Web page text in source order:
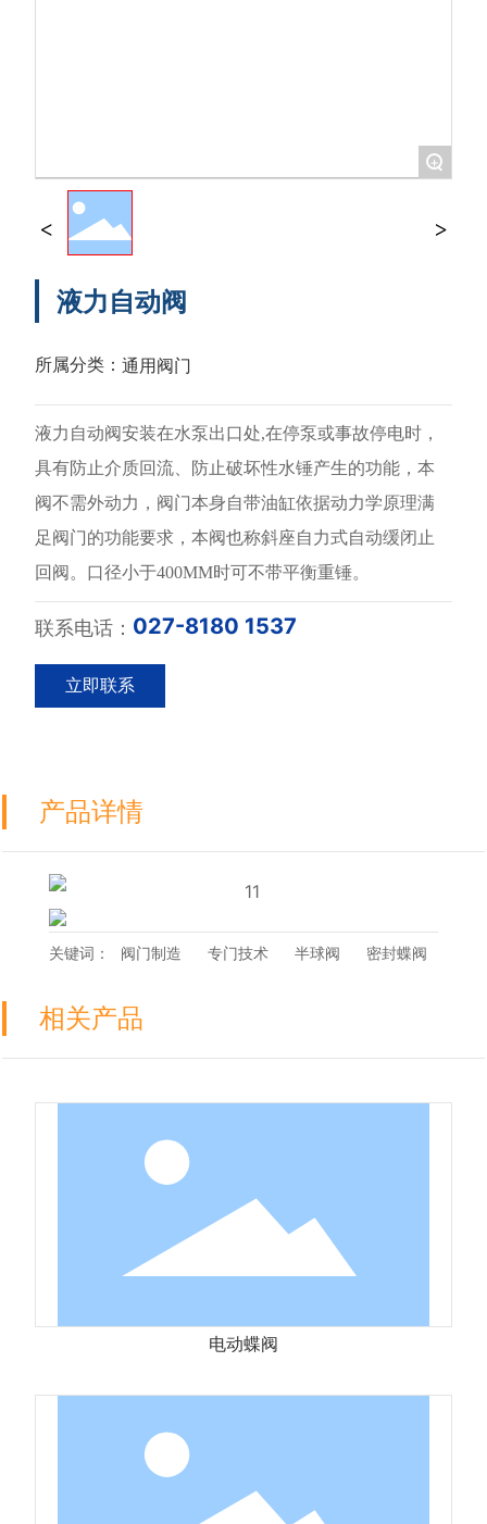
+
液力自动阀
所属分类：通用阀门
液力自动阀安装在水泵出口处,在停泵或事故停电时，
具有防止介质回流、防止破坏性水锤产生的功能，本
阀不需外动力，阀门本身自带油缸依据动力学原理满
足阀门的功能要求，本阀也称斜座自力式自动缓闭止
回阀。口径小于400MM时可不带平衡重锤。
联系电话： 027-8180 1537
立即联系
产品详情
关键词： 阀门制造 专门技术 半球阀 密封蝶阀
相关产品
电动蝶阀